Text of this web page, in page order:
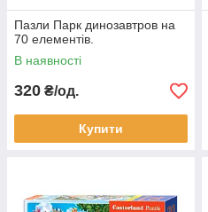
Пазли Парк динозавтров на
70 елементів.
В наявності
320 ₴/од.
Купити